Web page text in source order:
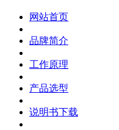
网站首页
品牌简介
工作原理
产品选型
说明书下载